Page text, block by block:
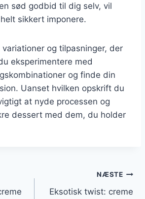
sød godbid til dig selv, vil
sikkert imponere.
og tilpasninger, der
eksperimentere med
og finde din
Uanset hvilken opskrift du
at nyde processen og
dessert med dem, du holder
NÆSTE
Eksotisk twist: creme